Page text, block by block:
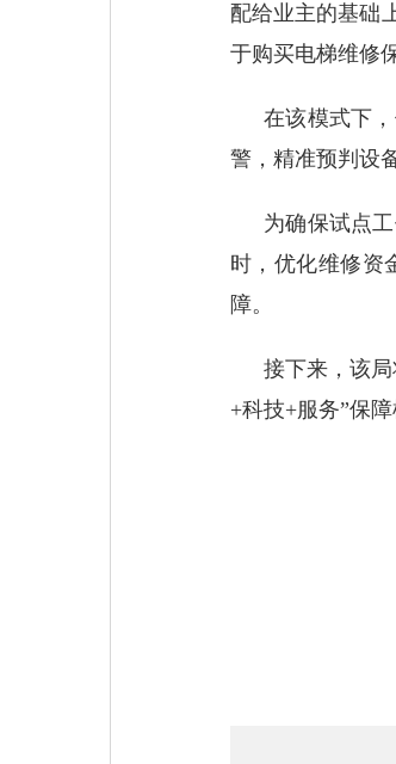
配给业主的基础
于购买电梯维修
在该模式下
警，精准预判设
为确保试点
时，优化维修资
障。
接下来，该
+科技+服务”保